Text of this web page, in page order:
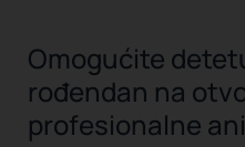
Omogućite
rođendan na
profesionalne